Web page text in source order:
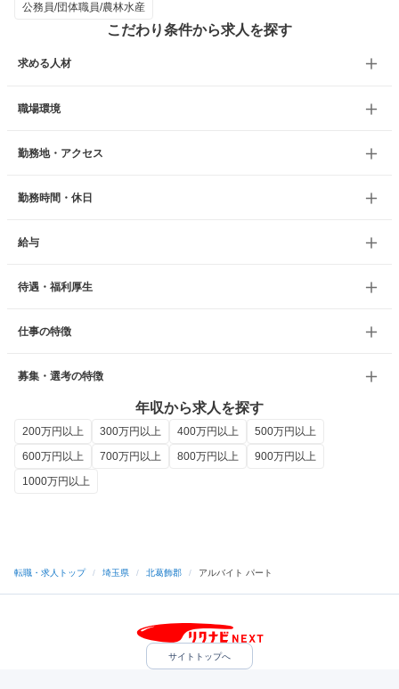
公務員/団体職員/農林水産
こだわり条件から求人を探す
求める人材
職場環境
勤務地・アクセス
勤務時間・休日
給与
待遇・福利厚生
仕事の特徴
募集・選考の特徴
年収から求人を探す
200万円以上 300万円以上 400万円以上
500万円以上
600万円以上
700万円以上 800万円以上
900万円以上
1000万円以上
転職・求人トップ / 埼玉県 / 北葛飾郡 / アルバイト パート
サイトトップへ